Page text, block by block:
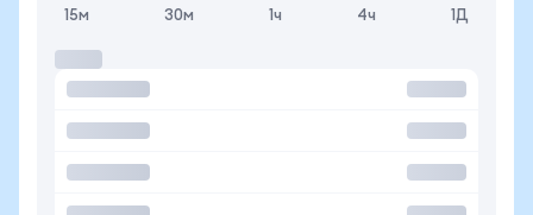
15м 30м 1ч 4ч 1Д